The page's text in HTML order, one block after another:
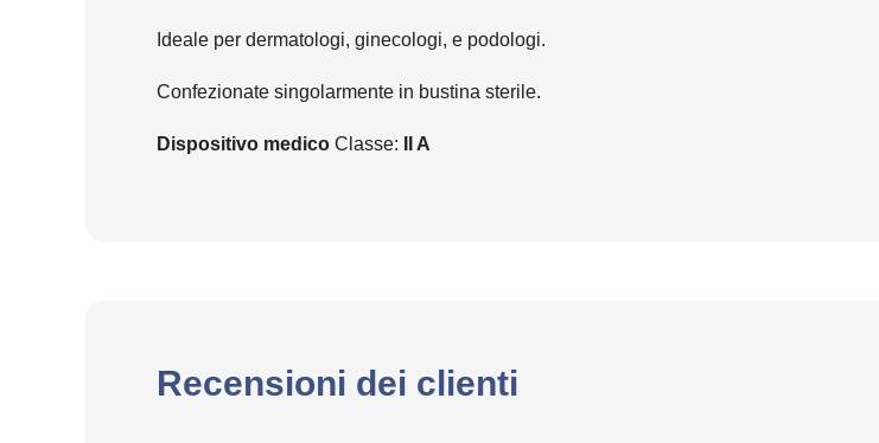
Ideale per dermatologi, ginecologi, e podologi.
Confezionate singolarmente in bustina sterile.
Dispositivo medico Classe: II A
Recensioni dei clienti